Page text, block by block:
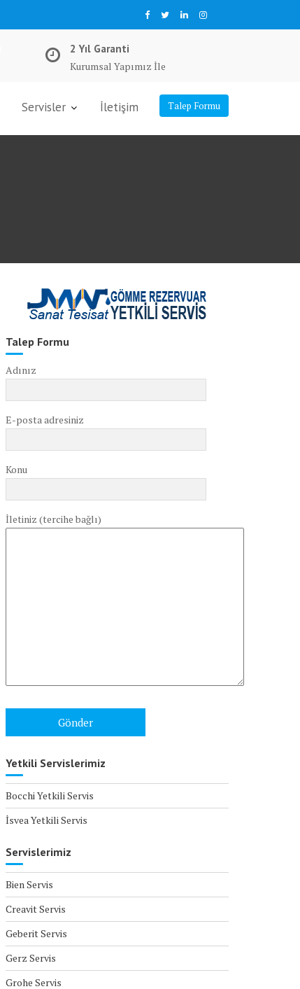
2 Yıl Garanti
Kurumsal Yapımız İle
Talep Formu
Servisler İletişim
Talep Formu
Adınız
E-posta adresiniz
Konu
İletiniz (tercihe bağlı)
Yetkili Servislerimiz
Bocchi Yetkili Servis
İsvea Yetkili Servis
Servislerimiz
Bien Servis
Creavit Servis
Geberit Servis
Gerz Servis
Grohe Servis